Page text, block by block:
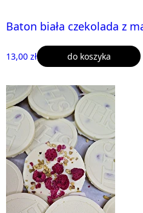
Baton biała czekolada z
13,00 zł do koszyka